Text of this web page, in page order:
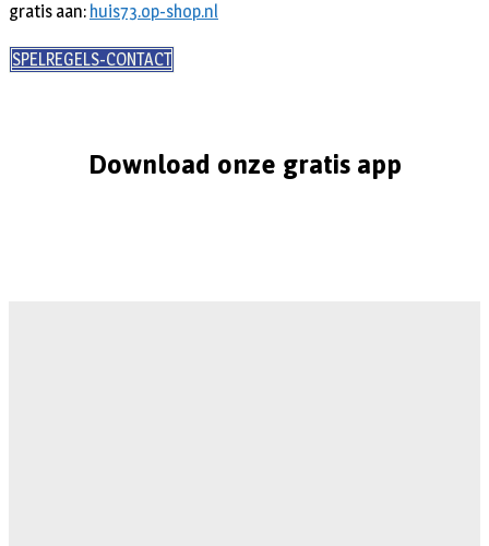
gratis aan: huis73.op-shop.nl
SPELREGELS-CONTACT
Download onze gratis app